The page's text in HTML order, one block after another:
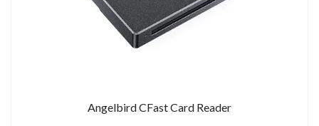
Angelbird CFast Card Reader